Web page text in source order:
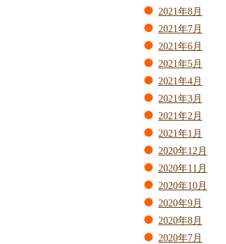
2021年8月
2021年7月
2021年6月
2021年5月
2021年4月
2021年3月
2021年2月
2021年1月
2020年12月
2020年11月
2020年10月
2020年9月
2020年8月
2020年7月